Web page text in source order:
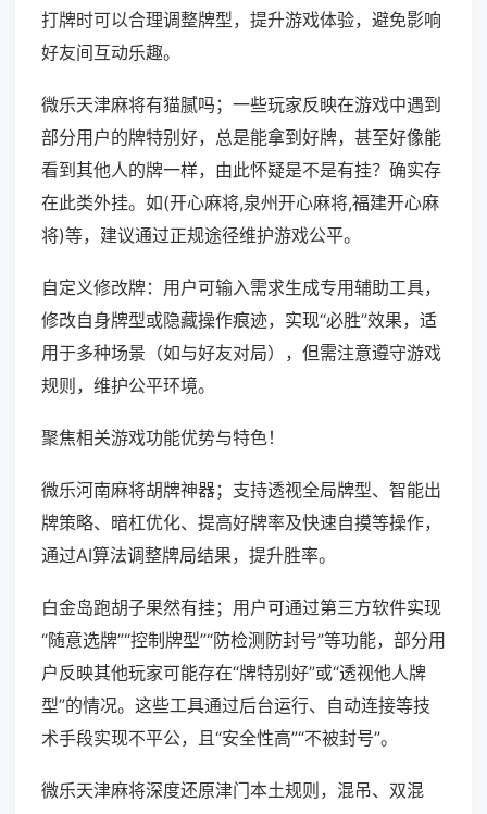
打牌时可以合理调整牌型，提升游戏体验，避免影响
好友间互动乐趣。
微乐天津麻将有猫腻吗；一些玩家反映在游戏中遇到
部分用户的牌特别好，总是能拿到好牌，甚至好像能
看到其他人的牌一样，由此怀疑是不是有挂？确实存
在此类外挂。如(开心麻将,泉州开心麻将,福建开心麻
将)等，建议通过正规途径维护游戏公平。
自定义修改牌：用户可输入需求生成专用辅助工具，
修改自身牌型或隐藏操作痕迹，实现“必胜”效果，适
用于多种场景（如与好友对局），但需注意遵守游戏
规则，维护公平环境。
聚焦相关游戏功能优势与特色！
微乐河南麻将胡牌神器；支持透视全局牌型、智能出
牌策略、暗杠优化、提高好牌率及快速自摸等操作，
通过AI算法调整牌局结果，提升胜率。
白金岛跑胡子果然有挂；用户可通过第三方软件实现
“随意选牌”“控制牌型”“防检测防封号”等功能，部分用
户反映其他玩家可能存在“牌特别好”或“透视他人牌
型”的情况。这些工具通过后台运行、自动连接等技
术手段实现不平公，且“安全性高”“不被封号”。
微乐天津麻将深度还原津门本土规则，混吊、双混